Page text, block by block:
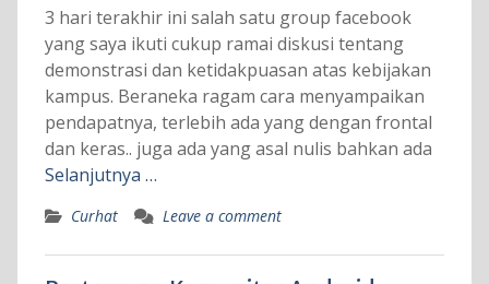
3 hari terakhir ini salah satu group facebook
yang saya ikuti cukup ramai diskusi tentang
demonstrasi dan ketidakpuasan atas kebijakan
kampus. Beraneka ragam cara menyampaikan
pendapatnya, terlebih ada yang dengan frontal
dan keras.. juga ada yang asal nulis bahkan ada
Selanjutnya …
Curhat Leave a comment